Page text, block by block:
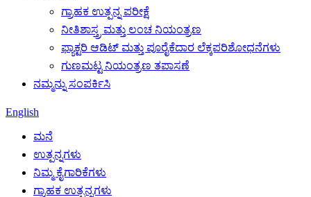
ಗ್ರಾಹಕ ಉತ್ಪನ್ನ ಪರೀಕ್ಷೆ
ನೀತಿಶಾಸ್ತ್ರ ಮತ್ತು ಲಂಚ ನಿಯಂತ್ರಣ
ಫ್ಯಾಕ್ಟರಿ ಆಡಿಟ್ ಮತ್ತು ಪೂರೈಕೆದಾರ ಲೆಕ್ಕಪರಿಶೋಧನೆಗಳು
ಗುಣಮಟ್ಟ ನಿಯಂತ್ರಣ ತಪಾಸಣೆ
ನಮ್ಮನ್ನು ಸಂಪರ್ಕಿಸಿ
English
ಮನೆ
ಉತ್ಪನ್ನಗಳು
ನಿಮ್ಮ ಕೈಗಾರಿಕೆಗಳು
ಗ್ರಾಹಕ ಉತ್ಪನ್ನಗಳು